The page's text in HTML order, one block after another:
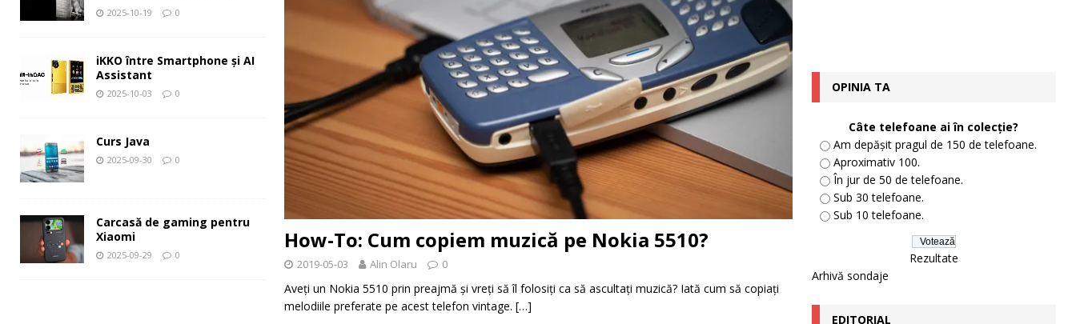
How-To: Cum copiem muzică pe Nokia 5510?
2019-05-03 Alin Olaru 0
Aveți un Nokia 5510 prin preajmă și vreți să îl folosiți ca să ascultați muzică? Iată cum să copiați
melodiile preferate pe acest telefon vintage. […]
2025-10-19 0
iKKO între Smartphone și AI
Assistant
2025-10-03 0
Curs Java
2025-09-30 0
Carcasă de gaming pentru
Xiaomi
2025-09-29 0
OPINIA TA
Câte telefoane ai în colecție?
Am depășit pragul de 150 de telefoane.
Aproximativ 100.
În jur de 50 de telefoane.
Sub 30 telefoane.
Sub 10 telefoane.
Rezultate
Arhivă sondaje
EDITORIAL